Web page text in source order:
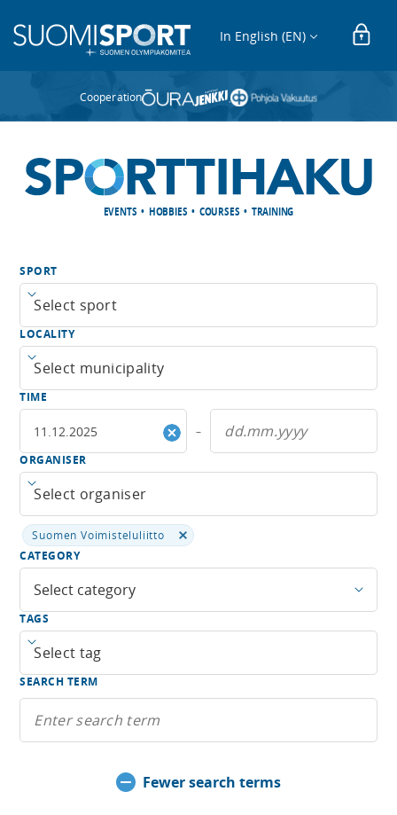
In English (EN)
Cooperation
EVENTS • HOBBIES • COURSES • TRAINING
SPORT
Open menu
LOCALITY
Open menu
TIME
–
ORGANISER
Open menu
Suomen Voimisteluliitto
CATEGORY
Select category
TAGS
Open menu
SEARCH TERM
Fewer search terms